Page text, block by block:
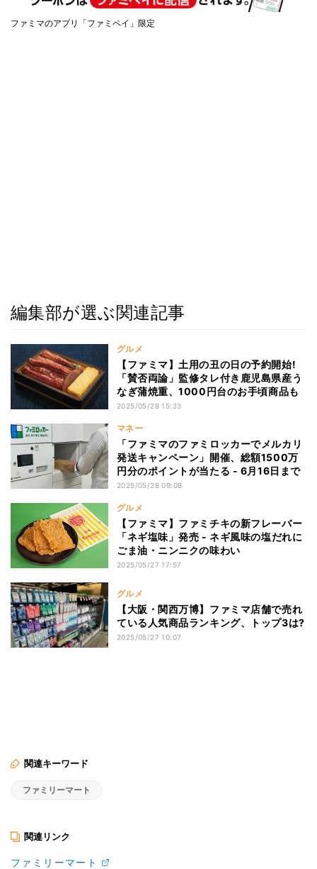
ファミマのアプリ「ファミペイ」限定
編集部が選ぶ関連記事
グルメ
【ファミマ】土用の丑の日の予約開始!
「賛否両論」監修タレ付き鹿児島県産う
なぎ蒲焼重、1000円台のお手頃商品も
2025/05/28 15:23
マネー
「ファミマのファミロッカーでメルカリ
発送キャンペーン」開催、総額1500万
円分のポイントが当たる - 6月16日まで
2025/05/28 09:08
グルメ
【ファミマ】ファミチキの新フレーバー
「ネギ塩味」発売 - ネギ風味の塩だれに
ごま油・ニンニクの味わい
2025/05/27 17:57
グルメ
【大阪・関西万博】ファミマ店舗で売れ
ている人気商品ランキング、トップ3は?
2025/05/27 10:07
関連キーワード
ファミリーマート
関連リンク
ファミリーマート